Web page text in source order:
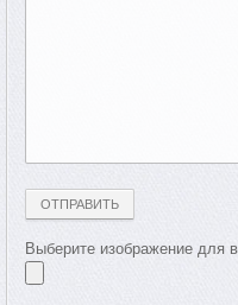
Выберите изображение для